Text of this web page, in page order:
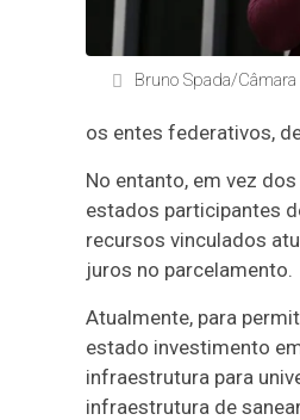
Bruno Spada/
os entes federativos,
No entanto, em vez
estados participantes
recursos vinculados
juros no parcelamento.
Atualmente, para
estado investimento
infraestrutura para
infraestrutura de